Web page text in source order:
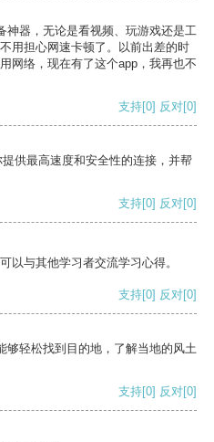
神器，无论是看视频、玩游戏还是工
用担心网速卡顿了。以前出差的时
网络，现在有了这个app，我再也不
支持[0] 反对[0]
供最高速度和安全性的连接，并帮
支持[0] 反对[0]
以与其他学习者交流学习心得。
支持[0] 反对[0]
够轻松找到目的地，了解当地的风土
支持[0] 反对[0]